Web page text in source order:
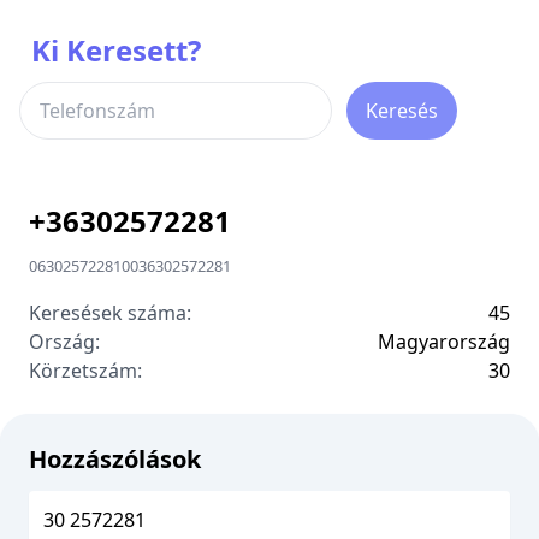
Ki Keresett?
Keresés
+36302572281
063025722810036302572281
Keresések száma:
45
Ország:
Magyarország
Körzetszám:
30
Hozzászólások
30 2572281